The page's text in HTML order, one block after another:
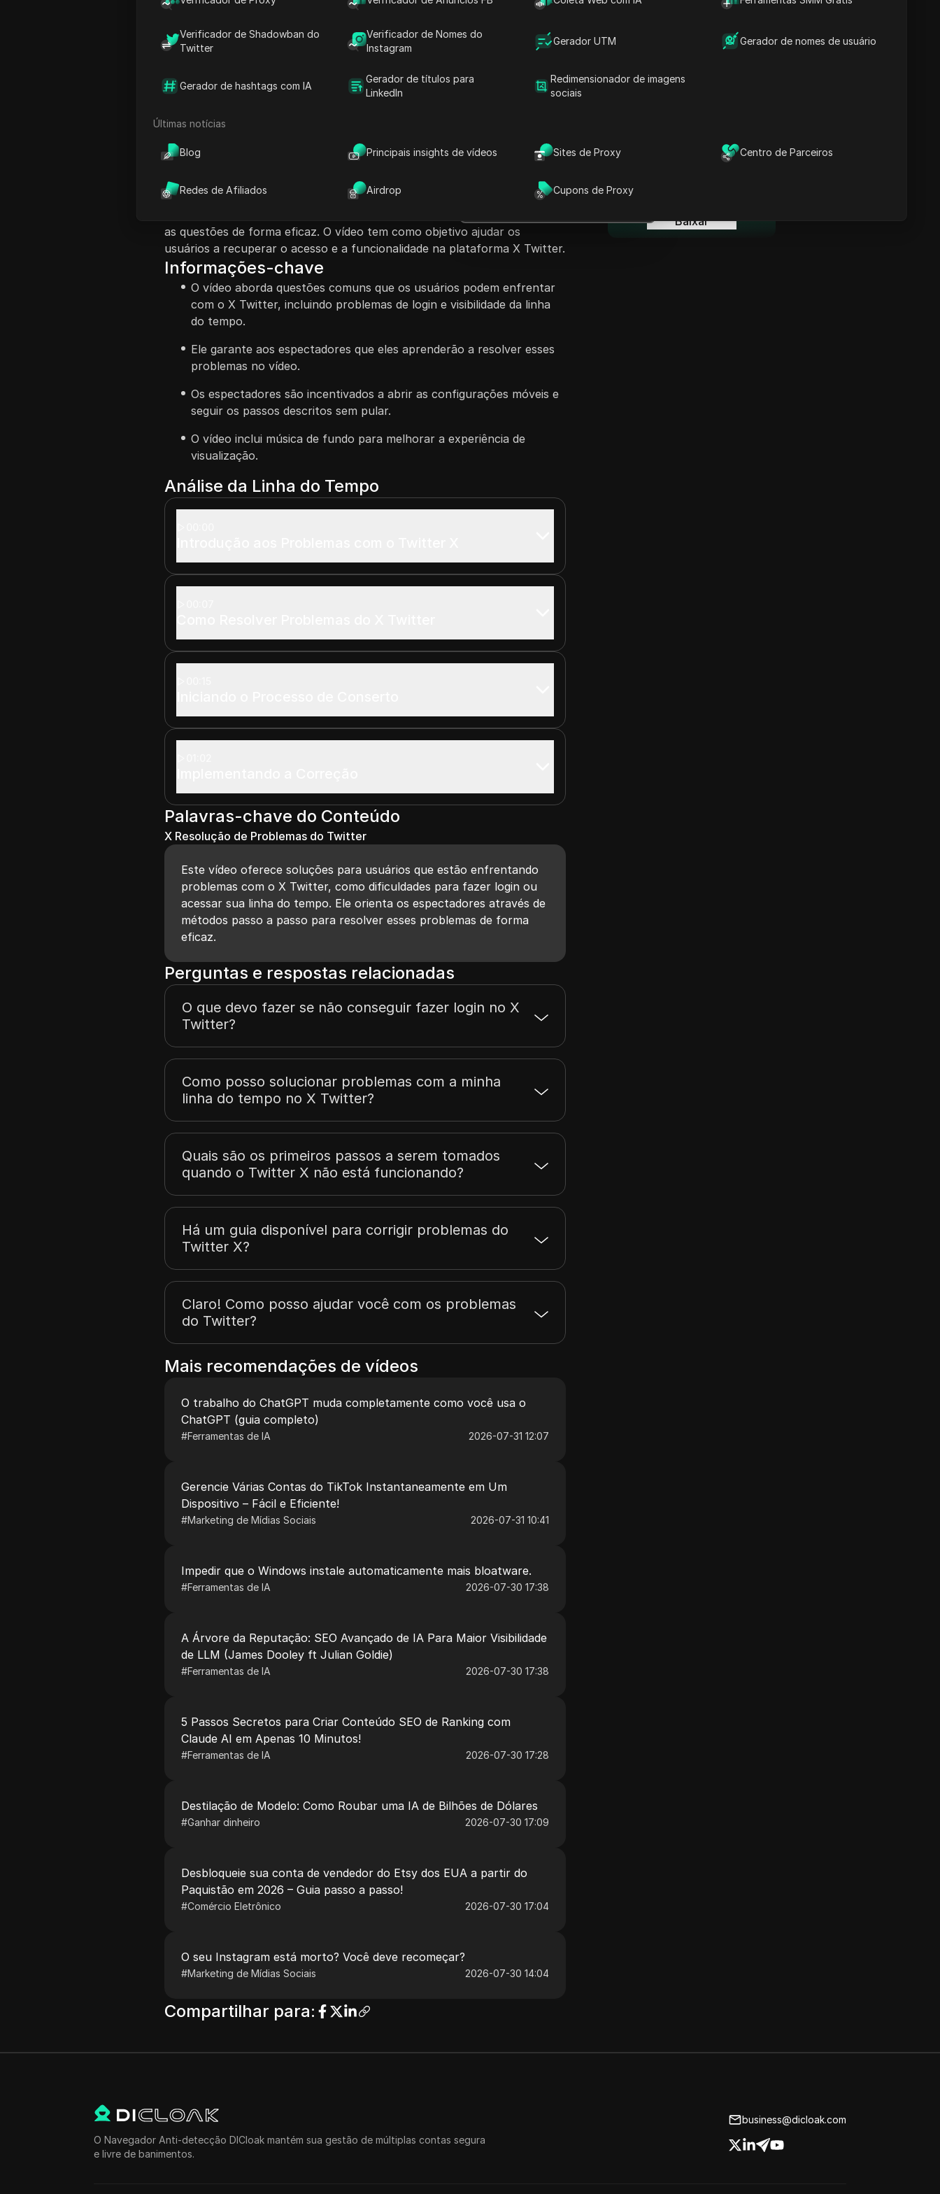
Verificador de Shadowban do
Twitter
Verificador de Nomes do
Instagram
Gerador UTM Gerador de nomes de usuário
Gerador de hashtags com IA
Gerador de títulos para
LinkedIn
Redimensionador de imagens
sociais
Últimas notícias
Blog Principais insights de vídeos Sites de Proxy Centro de Parceiros
Redes de Afiliados Airdrop Cupons de Proxy
Abrir no ChatGPT
Fazer perguntas sobre esta página
Abrir no Claude
Fazer perguntas sobre esta página
O vídeo fornece um guia para usuários que estão enfrentando problemas
com o X Twitter, especificamente aqueles que não conseguem fazer login
ou visualizar sua linha do tempo. Ele assegura aos espectadores que não
entrem em pânico e descreve um processo passo a passo para solucionar
e corrigir esses problemas. Seguir as instruções começa com a abertura
as questões de forma eficaz. O vídeo tem como objetivo ajudar os
usuários a recuperar o acesso e a funcionalidade na plataforma X Twitter.
Informações-chave
O vídeo aborda questões comuns que os usuários podem enfrentar
com o X Twitter, incluindo problemas de login e visibilidade da linha
do tempo.
Ele garante aos espectadores que eles aprenderão a resolver esses
problemas no vídeo.
Os espectadores são incentivados a abrir as configurações móveis e
seguir os passos descritos sem pular.
O vídeo inclui música de fundo para melhorar a experiência de
visualização.
Análise da Linha do Tempo
Palavras-chave do Conteúdo
X Resolução de Problemas do Twitter
Este vídeo oferece soluções para usuários que estão enfrentando
problemas com o X Twitter, como dificuldades para fazer login ou
acessar sua linha do tempo. Ele orienta os espectadores através de
métodos passo a passo para resolver esses problemas de forma
eficaz.
Perguntas e respostas relacionadas
O que devo fazer se não conseguir fazer login no X
Twitter?
Como posso solucionar problemas com a minha
linha do tempo no X Twitter?
Quais são os primeiros passos a serem tomados
quando o Twitter X não está funcionando?
Há um guia disponível para corrigir problemas do
Twitter X?
Claro! Como posso ajudar você com os problemas
do Twitter?
Mais recomendações de vídeos
O trabalho do ChatGPT muda completamente como você usa o
ChatGPT (guia completo)
#Ferramentas de IA 2026-07-31 12:07
Gerencie Várias Contas do TikTok Instantaneamente em Um
Dispositivo – Fácil e Eficiente!
#Marketing de Mídias Sociais 2026-07-31 10:41
Impedir que o Windows instale automaticamente mais bloatware.
#Ferramentas de IA 2026-07-30 17:38
A Árvore da Reputação: SEO Avançado de IA Para Maior Visibilidade
de LLM (James Dooley ft Julian Goldie)
#Ferramentas de IA 2026-07-30 17:38
5 Passos Secretos para Criar Conteúdo SEO de Ranking com
Claude AI em Apenas 10 Minutos!
#Ferramentas de IA 2026-07-30 17:28
Destilação de Modelo: Como Roubar uma IA de Bilhões de Dólares
#Ganhar dinheiro 2026-07-30 17:09
Desbloqueie sua conta de vendedor do Etsy dos EUA a partir do
Paquistão em 2026 – Guia passo a passo!
#Comércio Eletrônico 2026-07-30 17:04
O seu Instagram está morto? Você deve recomeçar?
#Marketing de Mídias Sociais 2026-07-30 14:04
Compartilhar para:
Informações-chave
Palavras-chave do
Perguntas e respostas
O Navegador Anti-detecção
de múltiplas contas segura e
Baixar
O Navegador Anti-detecção DICloak mantém sua gestão de múltiplas contas segura
e livre de banimentos.
business@dicloak.com